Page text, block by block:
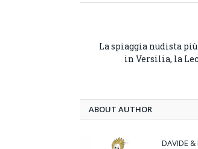
La spiaggia nudista
in Versilia, la
ABOUT AUTHOR
DAVIDE &